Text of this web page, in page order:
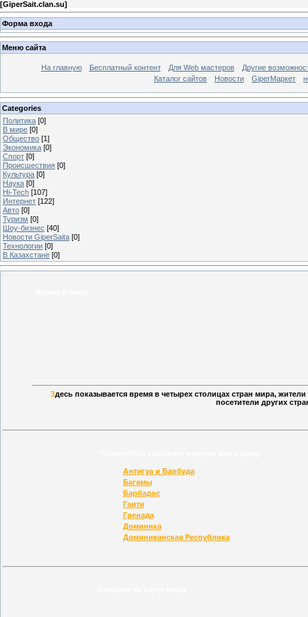
[GiperSait.clan.su]
Форма входа
Меню сайта
На главную Бесплатный контент Для Web мастеров
Другие
Каталог сайтов
Новости GiperМаркет
Categories
Политика [0]
В мире [0]
Общество [1]
Экономика [0]
Спорт [0]
Происшествия [0]
Культура [0]
Наука [0]
Hi-Tech [107]
Интернет [122]
Авто [0]
Туризм [0]
Шоу-бизнес [40]
Новости GiperSaita [0]
Технологии [0]
В Казахстане [0]
Здесь показывается время в четырех столицах стран мира,
посетители других
Антигуа и Барбуда
Багамы
Барбадос
Гаити
Гренада
Доминика
Доминиканская Республика